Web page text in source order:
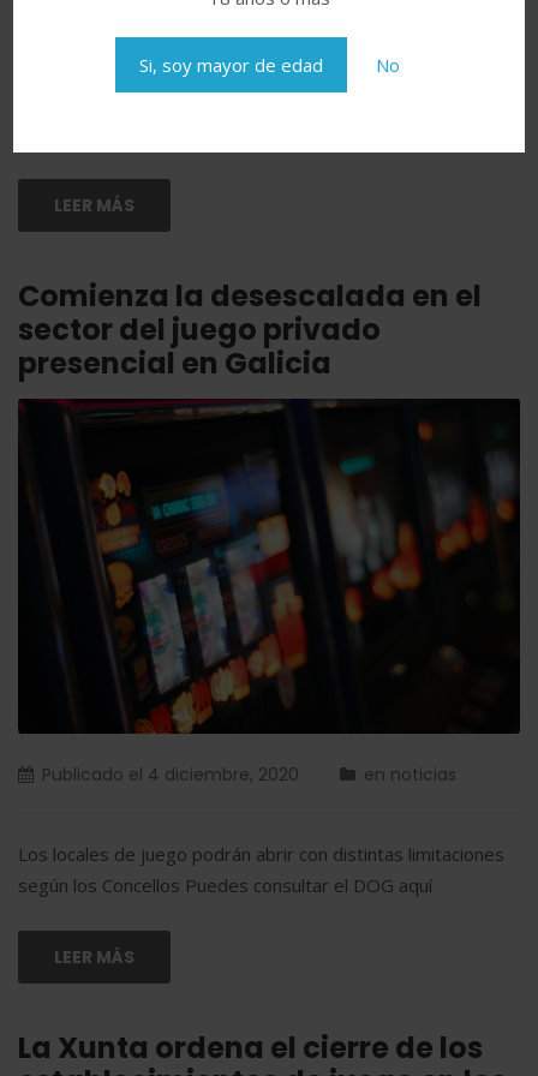
Si, soy mayor de edad No
en
LEER MÁS
Comienza la desescalada en el
sector del juego privado
presencial en Galicia
Publicado el 4 diciembre, 2020 en noticias
Los locales de juego podrán abrir con distintas limitaciones
según los Concellos Puedes consultar el DOG aquí
LEER MÁS
La Xunta ordena el cierre de los